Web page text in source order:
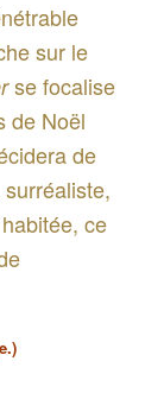
sur le
se focalise
de Noël
de
ce